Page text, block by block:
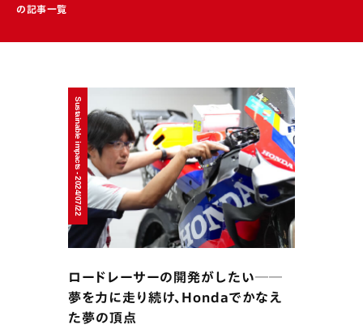
の記事一覧
Sustainable impacts - 2024/07/22
ロードレーサーの開発がしたい──
夢を力に走り続け、Hondaでかなえ
た夢の頂点